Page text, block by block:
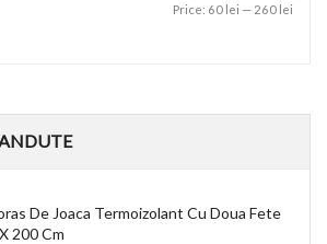
Price: 60 lei — 260 lei
De Joaca Termoizolant Cu Doua Fete
200 Cm